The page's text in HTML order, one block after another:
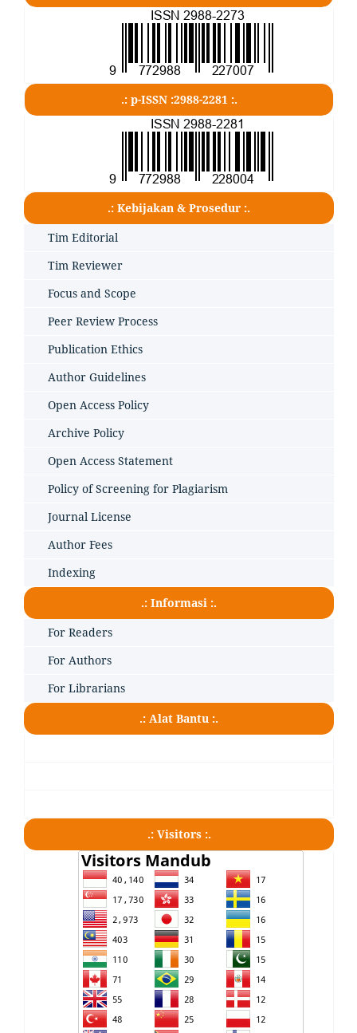
.: p-ISSN :2988-2281 :.
.: Kebijakan & Prosedur :.
Tim Editorial
Tim Reviewer
Focus and Scope
Peer Review Process
Publication Ethics
Author Guidelines
Open Access Policy
Archive Policy
Open Access Statement
Policy of Screening for Plagiarism
Journal License
Author Fees
Indexing
.: Informasi :.
For Readers
For Authors
For Librarians
.: Alat Bantu :.
.: Visitors :.